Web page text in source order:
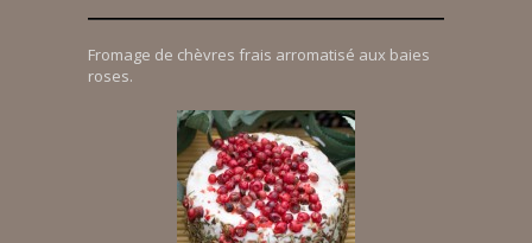
Fromage de chèvres frais arromatisé aux baies
roses.